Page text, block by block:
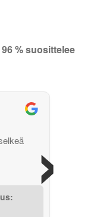
96 % suosittelee
›